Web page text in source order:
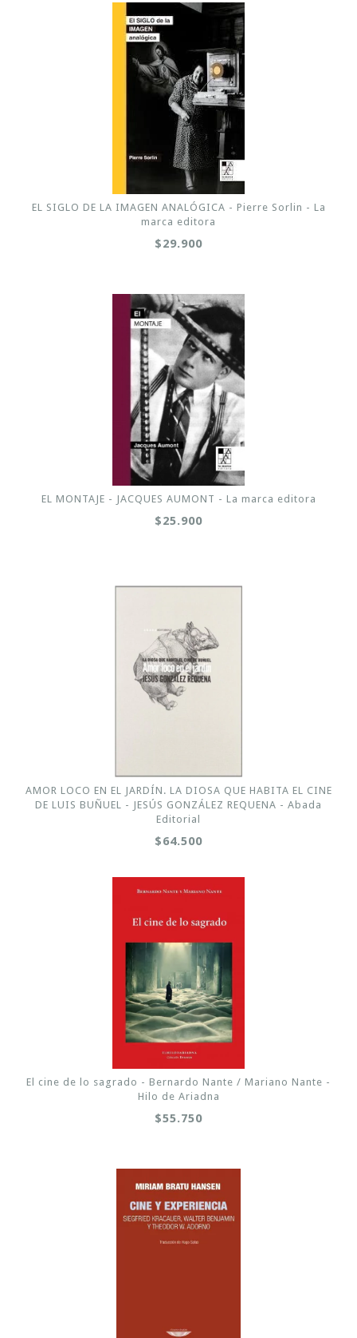
EL SIGLO DE LA IMAGEN ANALÓGICA - Pierre Sorlin - La
marca editora
$29.900
EL MONTAJE - JACQUES AUMONT - La marca editora
$25.900
AMOR LOCO EN EL JARDÍN. LA DIOSA QUE HABITA EL CINE
DE LUIS BUÑUEL - JESÚS GONZÁLEZ REQUENA - Abada
Editorial
$64.500
El cine de lo sagrado - Bernardo Nante / Mariano Nante -
Hilo de Ariadna
$55.750